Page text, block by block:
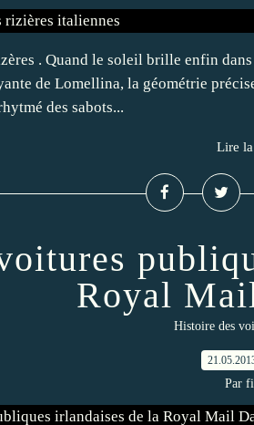
. Quand le soleil brille enfin
de Lomellina, la géométrie
des sabots...
Lire
Royal
Histoire des
Par